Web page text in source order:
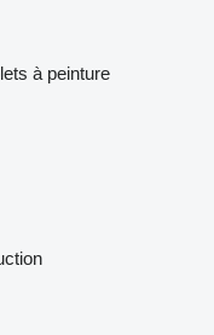
à peinture